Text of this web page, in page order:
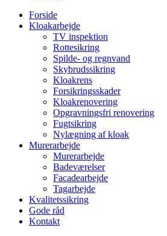
Forside
Kloakarbejde
TV inspektion
Rottesikring
Spilde- og regnvand
Skybrudssikring
Kloakrens
Forsikringsskader
Kloakrenovering
Opgravningsfri renovering
Fugtsikring
Nylægning af kloak
Murerarbejde
Murerarbejde
Badeværelser
Facadearbejde
Tagarbejde
Kvalitetssikring
Gode råd
Kontakt